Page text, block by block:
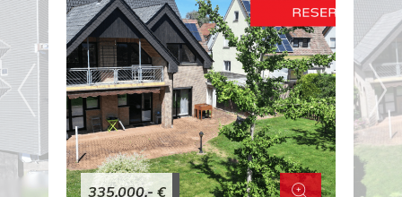
335.000,- €